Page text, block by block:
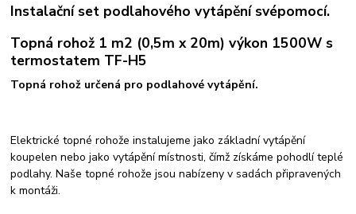
Instalační set podlahového vytápění svépomocí.
Topná rohož 1 m2 (0,5m x 20m) výkon 1500W s
termostatem TF-H5
Topná rohož určená pro podlahové vytápění.
Elektrické topné rohože instalujeme jako základní vytápění
koupelen nebo jako vytápění místnosti, čímž získáme pohodlí teplé
podlahy. Naše topné rohože jsou nabízeny v sadách připravených
k montáži.